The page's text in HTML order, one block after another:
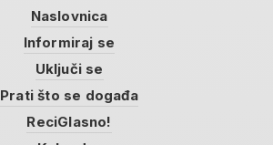
Naslovnica
Informiraj se
Uključi se
Prati što se događa
ReciGlasno!